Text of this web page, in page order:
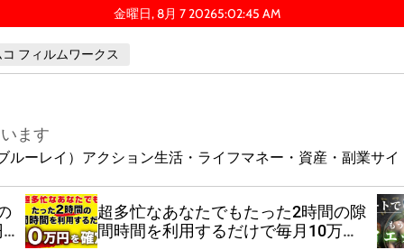
金曜日, 8月 7 20265:02:46 AM
フィルムワークス
ます
ルーレイ） アクション生活・ライフマネー・資産・副業サイ
超多忙なあなたでもたった2時間の隙
間時間を利用するだけで毎月10万円